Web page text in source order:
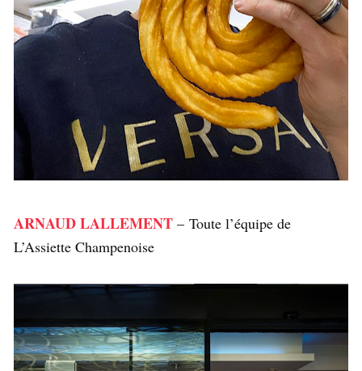
ARNAUD LALLEMENT – Toute l’équipe de
L’Assiette Champenoise